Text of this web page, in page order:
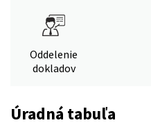
Oddelenie
dokladov
Úradná tabuľa